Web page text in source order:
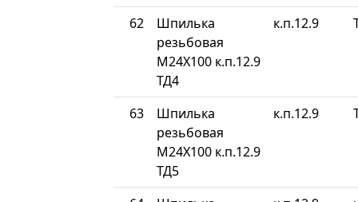
62
Шпилька
резьбовая
М24Х100 к.п.12.9
ТД4
к.п.12.9
63
Шпилька
резьбовая
М24Х100 к.п.12.9
ТД5
к.п.12.9